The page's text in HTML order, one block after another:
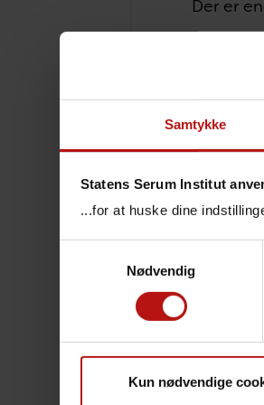
Samtykke
Statens Serum Institut
...for at huske dine
Nødvendig
Kun nødvendige
Der er
uden
kontakt.
udslæt
de fleste
årsagen
Ny